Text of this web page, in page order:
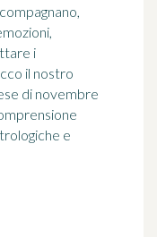
i
il nostro
di novembre
e